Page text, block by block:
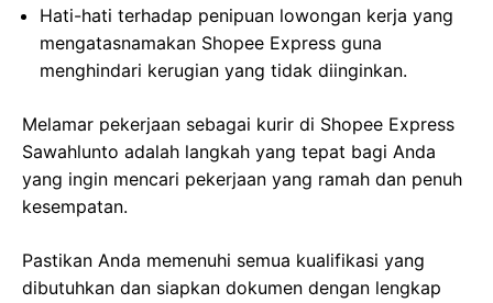
Hati-hati terhadap penipuan lowongan kerja yang
mengatasnamakan Shopee Express guna
menghindari kerugian yang tidak diinginkan.
Melamar pekerjaan sebagai kurir di Shopee Express
Sawahlunto adalah langkah yang tepat bagi Anda
yang ingin mencari pekerjaan yang ramah dan penuh
kesempatan.
Pastikan Anda memenuhi semua kualifikasi yang
dibutuhkan dan siapkan dokumen dengan lengkap